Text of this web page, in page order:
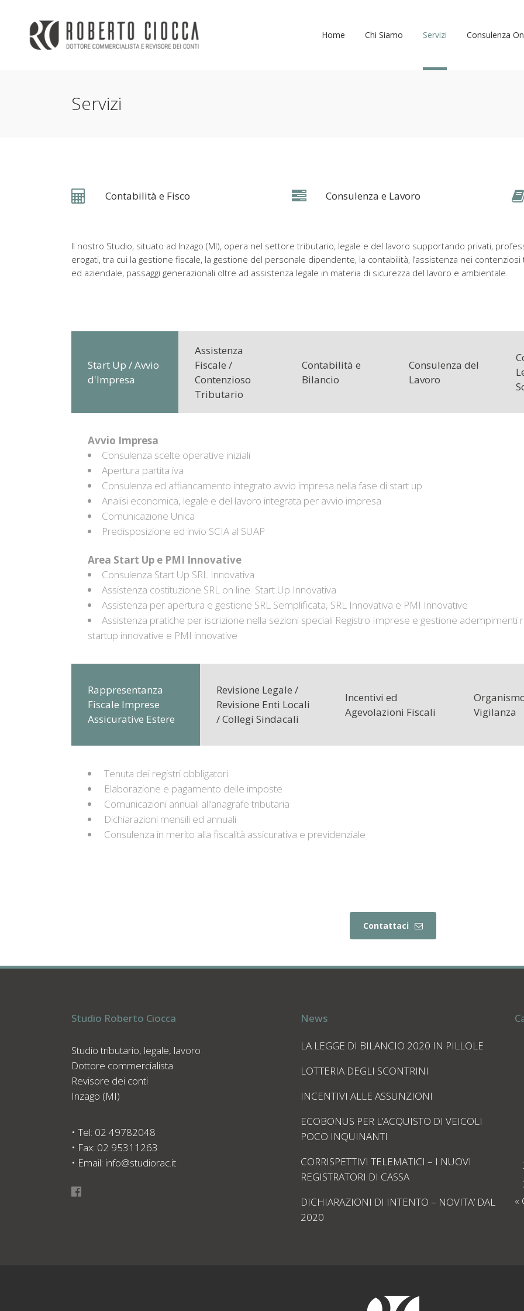
Home Chi Siamo Servizi Consulenza
Servizi
Contabilità e Fisco Consulenza e Lavoro
Il nostro Studio, situato ad Inzago (MI), opera nel settore tributario, legale e del lavoro supportando privati,
erogati, tra cui la gestione fiscale, la gestione del personale dipendente, la contabilità, l’assistenza nei
ed aziendale, passaggi generazionali oltre ad assistenza legale in materia di sicurezza del lavoro e ambientale.
Start Up / Avvio
d'Impresa
Assistenza
Fiscale /
Contenzioso
Tributario
Contabilità e
Bilancio
Consulenza del
Lavoro
Avvio Impresa
Consulenza scelte operative iniziali
Apertura partita iva
Consulenza ed affiancamento integrato avvio impresa nella fase di start up
Analisi economica, legale e del lavoro integrata per avvio impresa
Comunicazione Unica
Predisposizione ed invio SCIA al SUAP
Area Start Up e PMI Innovative
Consulenza Start Up SRL Innovativa
Assistenza costituzione SRL on line Start Up Innovativa
Assistenza per apertura e gestione SRL Semplificata, SRL Innovativa e PMI Innovative
Assistenza pratiche per iscrizione nella sezioni speciali Registro Imprese e gestione adempimenti
startup innovative e PMI innovative
Rappresentanza
Fiscale Imprese
Assicurative Estere
Revisione Legale /
Revisione Enti Locali
/ Collegi Sindacali
Incentivi ed
Agevolazioni Fiscali
Vigilanza
Tenuta dei registri obbligatori
Elaborazione e pagamento delle imposte
Comunicazioni annuali all’anagrafe tributaria
Dichiarazioni mensili ed annuali
Consulenza in merito alla fiscalità assicurativa e previdenziale
Contattaci
Studio Roberto Ciocca
Studio tributario, legale, lavoro
Dottore commercialista
Revisore dei conti
Inzago (MI)
• Tel: 02 49782048
• Fax: 02 95311263
• Email: info@studiorac.it
News
LA LEGGE DI BILANCIO 2020 IN PILLOLE
LOTTERIA DEGLI SCONTRINI
INCENTIVI ALLE ASSUNZIONI
ECOBONUS PER L’ACQUISTO DI VEICOLI
POCO INQUINANTI
CORRISPETTIVI TELEMATICI – I NUOVI
REGISTRATORI DI CASSA
DICHIARAZIONI DI INTENTO – NOVITA’ DAL
2020
«